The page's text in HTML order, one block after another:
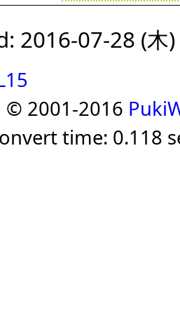
2016-07-28 (木
© 2001-2016
time: 0.118